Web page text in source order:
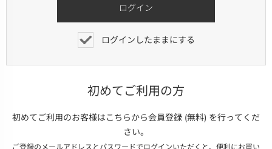
ログインしたままにする
初めてご利用の方
初めてご利用のお客様はこちらから会員登録 (無料) を行ってくだ
さい。